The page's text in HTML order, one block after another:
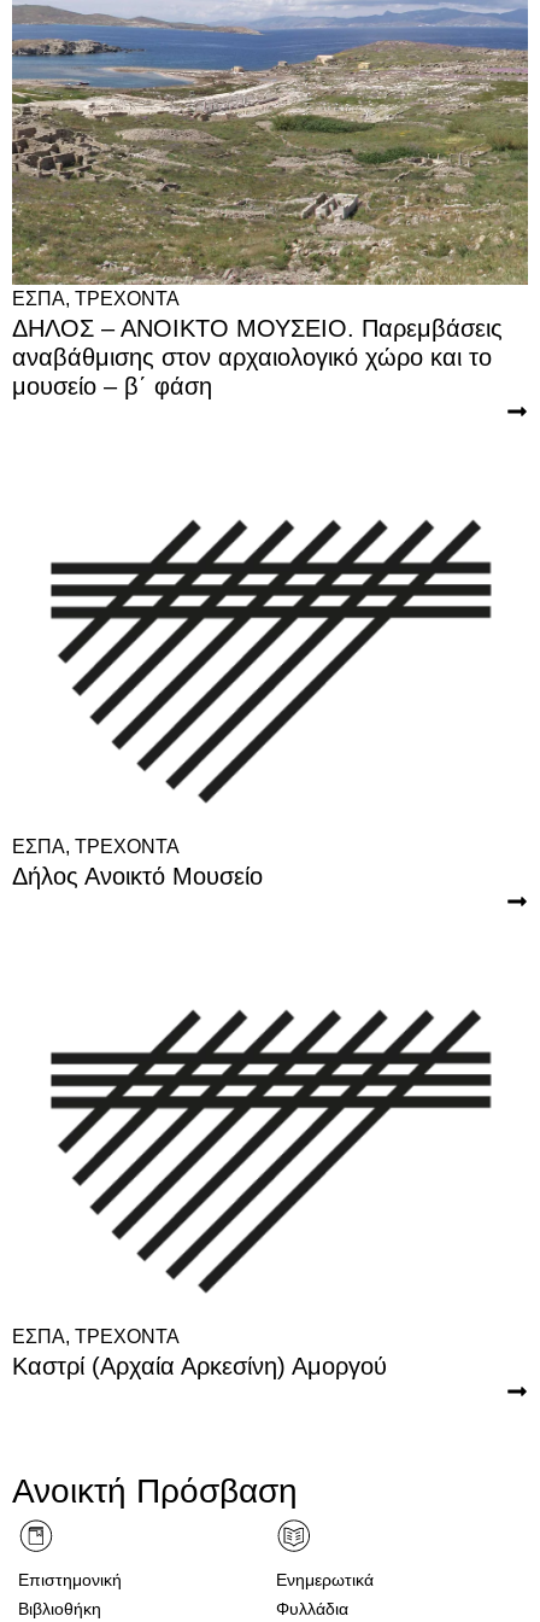
ΕΣΠΑ, ΤΡΕΧΟΝΤΑ
ΔΗΛΟΣ – ΑΝΟΙΚΤΟ ΜΟΥΣΕΙΟ. Παρεμβάσεις
αναβάθμισης στον αρχαιολογικό χώρο και το
μουσείο – β΄ φάση
ΕΣΠΑ, ΤΡΕΧΟΝΤΑ
Δήλος Ανοικτό Μουσείο
ΕΣΠΑ, ΤΡΕΧΟΝΤΑ
Καστρί (Αρχαία Αρκεσίνη) Αμοργού
Ανοικτή Πρόσβαση
Επιστημονική
Βιβλιοθήκη
Ενημερωτικά
Φυλλάδια